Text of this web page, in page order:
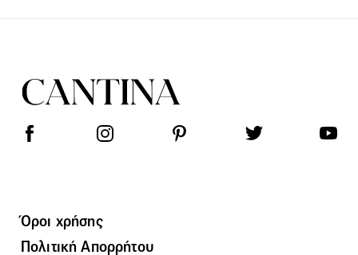
Όροι χρήσης
Πολιτική Απορρήτου